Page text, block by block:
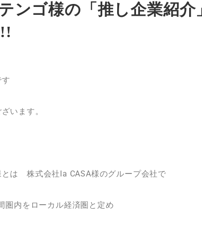
ンゴ様の「推し企業紹介
います。
とは 株式会社la CASA様のグループ会社で
圏内をローカル経済圏と定め